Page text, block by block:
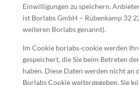
Einwilligungen zu speichern.
ist Borlabs GmbH – Rübenkamp 32
weiteren Borlabs genannt).
Im Cookie borlabs-cookie werden
gespeichert, die Sie beim Betreten
haben. Diese Daten werden nicht an
Borlabs Cookie weitergegeben. Sie